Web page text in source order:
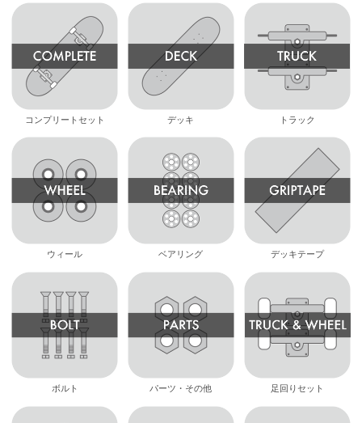
コンプリートセット デッキ トラック
ウィール ベアリング デッキテープ
ボルト パーツ・その他 足回りセット